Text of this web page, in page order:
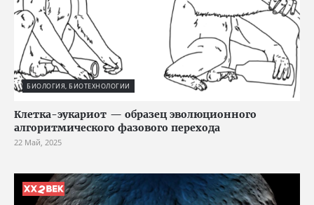
БИОЛОГИЯ, БИОТЕХНОЛОГИИ
Клетка-эукариот — образец эволюционного
алгоритмического фазового перехода
22 Май, 2025